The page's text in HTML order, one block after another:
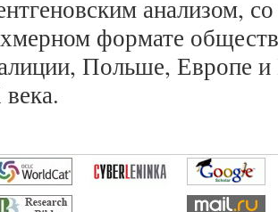
анализом,
формате
Польше, Европе